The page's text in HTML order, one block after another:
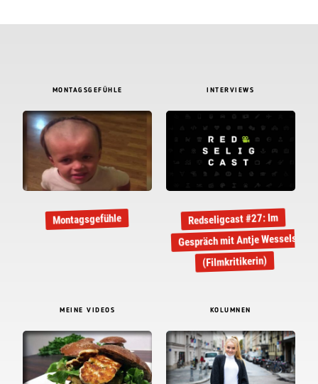
MONTAGSGEFÜHLE
Montagsgefühle
INTERVIEWS
Redseligcast #27: Im
Gespräch mit Antje Wessels
(Filmkritikerin)
MEINE VIDEOS KOLUMNEN